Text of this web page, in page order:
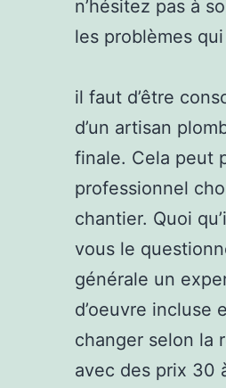
n’hésitez pas à
les problèmes
il faut d’être
d’un artisan
finale. Cela peut
professionnel
chantier. Quoi
vous le
générale un
d’oeuvre incluse
changer selon la
avec des prix 30